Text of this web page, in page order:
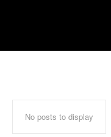
No posts to display